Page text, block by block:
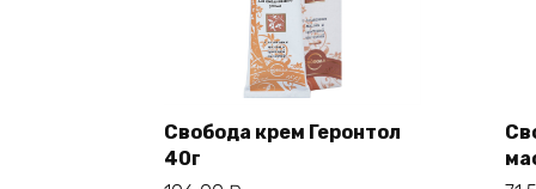
Свобода крем Геронтол
40г